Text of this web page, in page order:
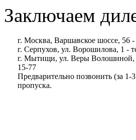
Заключаем
г. Москва, Варшавское шоссе, 56
г. Серпухов, ул. Ворошилова, 1 -
г. Мытищи, ул. Веры Волошиной,
15-77
Предварительно позвонить (за 1-3
пропуска.